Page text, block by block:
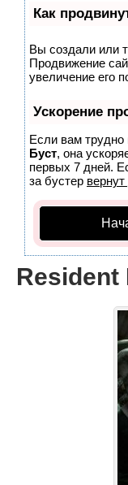
Как
Вы создали или
Продвижение
увеличение его
Ускорение
Если вам трудно
Буст, она
первых 7 дней.
за бустер вернут
Resident